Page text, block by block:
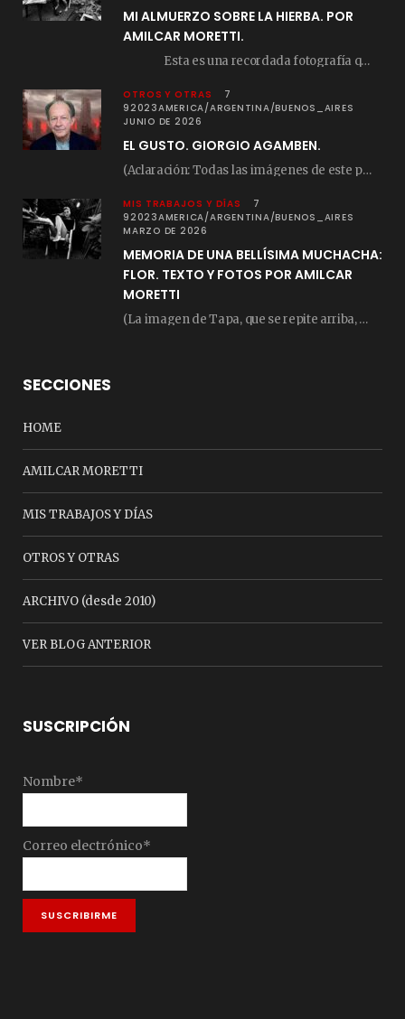
MI ALMUERZO SOBRE LA HIERBA. POR
AMILCAR MORETTI.
Esta es una recordada fotografía que registré…
OTROS Y OTRAS
7
92023AMERICA/ARGENTINA/BUENOS_AIRES
JUNIO DE 2026
EL GUSTO. GIORGIO AGAMBEN.
(Aclaración: Todas las imágenes de este posteo fueron tomadas de Bloghemia.com, y todos los…
MIS TRABAJOS Y DÍAS
7
92023AMERICA/ARGENTINA/BUENOS_AIRES
MARZO DE 2026
MEMORIA DE UNA BELLÍSIMA MUCHACHA:
FLOR. TEXTO Y FOTOS POR AMILCAR
MORETTI
(La imagen de Tapa, que se repite arriba, fue compuesta por Amilcar Moretti el viernes…
SECCIONES
HOME
AMILCAR MORETTI
MIS TRABAJOS Y DÍAS
OTROS Y OTRAS
ARCHIVO (desde 2010)
VER BLOG ANTERIOR
SUSCRIPCIÓN
Nombre*
Correo electrónico*